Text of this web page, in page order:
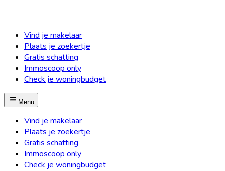
Vind je makelaar
Plaats je zoekertje
Gratis schatting
Immoscoop only
Check je woningbudget
Menu
Vind je makelaar
Plaats je zoekertje
Gratis schatting
Immoscoop only
Check je woningbudget